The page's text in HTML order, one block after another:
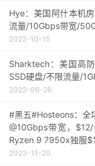
Hye：美国阿什本机
流量/10Gbps带宽/
2022-10-15
Sharktech：美国高
SSD硬盘/不限流量/
2022-06-26
#黑五#Hosteons：全
@10Gbps带宽，
Ryzen 9 7950x独服
2023-11-20